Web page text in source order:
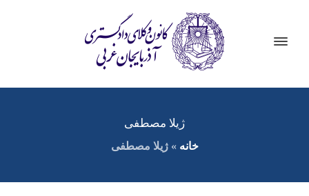
ژیلا مصطفی
خانه »ژیلا مصطفی